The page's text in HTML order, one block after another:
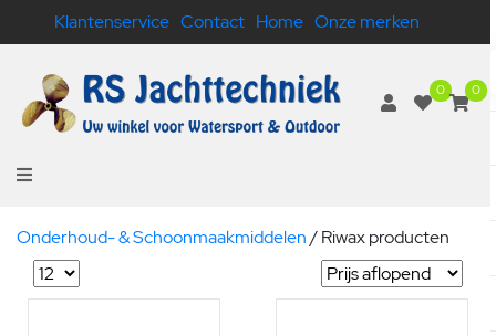
Klantenservice Contact Home Onze merken
0 0
Onderhoud- & Schoonmaakmiddelen/Riwax producten